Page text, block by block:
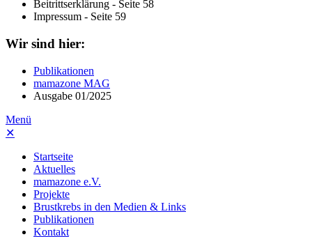
Beitrittserklärung - Seite 58
Impressum - Seite 59
Wir sind hier:
Publikationen
mamazone MAG
Ausgabe 01/2025
Menü
✕
Startseite
Aktuelles
mamazone e.V.
Projekte
Brustkrebs in den Medien & Links
Publikationen
Kontakt